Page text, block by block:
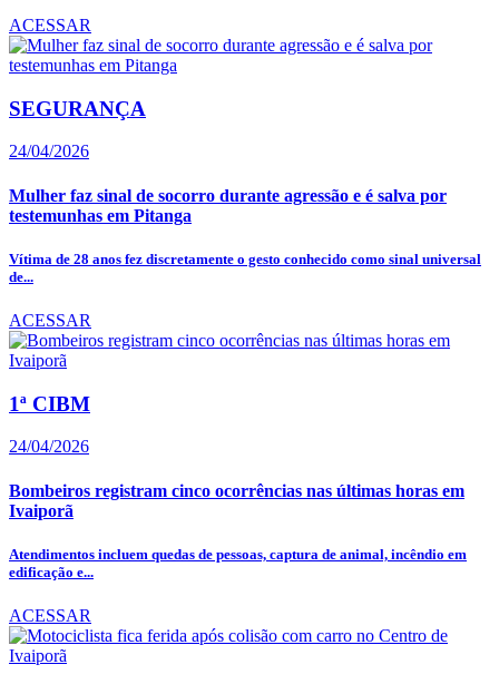
ACESSAR
SEGURANÇA
24/04/2026
Mulher faz sinal de socorro durante agressão e é salva por
testemunhas em Pitanga
Vítima de 28 anos fez discretamente o gesto conhecido como sinal universal
de...
ACESSAR
1ª CIBM
24/04/2026
Bombeiros registram cinco ocorrências nas últimas horas em
Ivaiporã
Atendimentos incluem quedas de pessoas, captura de animal, incêndio em
edificação e...
ACESSAR